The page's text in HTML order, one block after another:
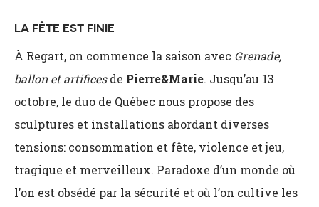
LA FÊTE EST FINIE
À Regart, on commence la saison avec Grenade,
ballon et artificesde Pierre&Marie. Jusqu’au 13
octobre, le duo de Québec nous propose des
sculptures et installations abordant diverses
tensions: consommation et fête, violence et jeu,
tragique et merveilleux. Paradoxe d’un monde où
l’on est obsédé par la sécurité et où l’on cultive les